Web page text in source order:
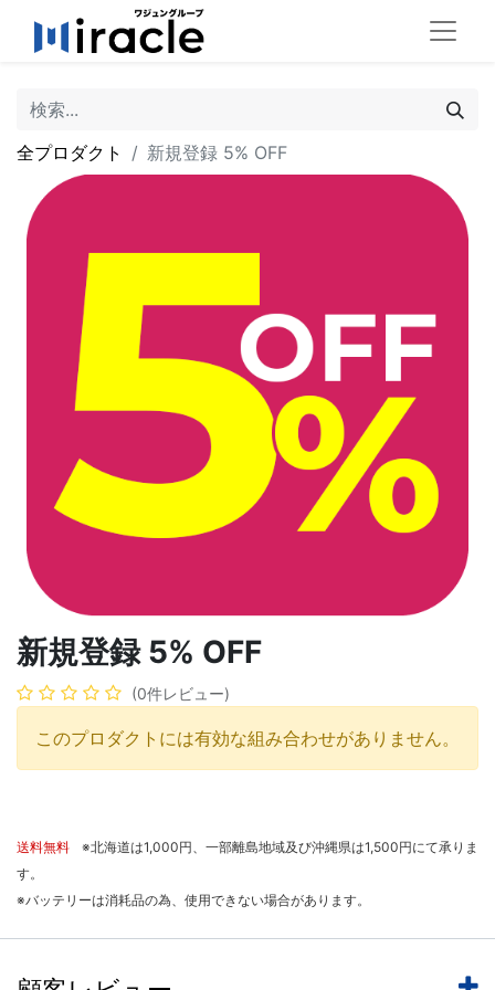
全プロダクト 新規登録 5% OFF
新規登録 5% OFF
(0件レビュー)
このプロダクトには有効な組み合わせがありません。
送料無料
※北海道は1,000円、一部離島地域及び沖縄県は1,500円にて承りま
す。
※バッテリーは消耗品の為、使用できない場合があります。